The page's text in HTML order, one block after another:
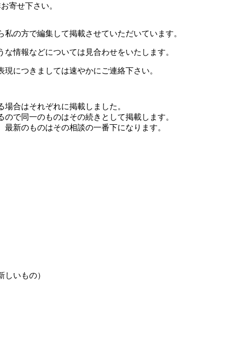
寄せ下さい。
の方で編集して掲載させていただいています。
情報などについては見合わせをいたします。
につきましては速やかにご連絡下さい。
合はそれぞれに掲載しました。
で同一のものはその続きとして掲載します。
新のものはその相談の一番下になります。
いもの）